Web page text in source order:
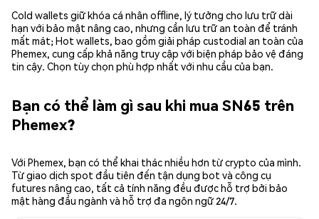
Cold wallets giữ khóa cá nhân offline, lý tưởng cho lưu trữ dài
hạn với bảo mật nâng cao, nhưng cần lưu trữ an toàn để tránh
mất mát; Hot wallets, bao gồm giải pháp custodial an toàn của
Phemex, cung cấp khả năng truy cập với biện pháp bảo vệ đáng
tin cậy. Chọn tùy chọn phù hợp nhất với nhu cầu của bạn.
Bạn có thể làm gì sau khi mua SN65 trên
Phemex?
Với Phemex, bạn có thể khai thác nhiều hơn từ crypto của mình.
Từ giao dịch spot đầu tiên đến tận dụng bot và công cụ
futures nâng cao, tất cả tính năng đều được hỗ trợ bởi bảo
mật hàng đầu ngành và hỗ trợ đa ngôn ngữ 24/7.